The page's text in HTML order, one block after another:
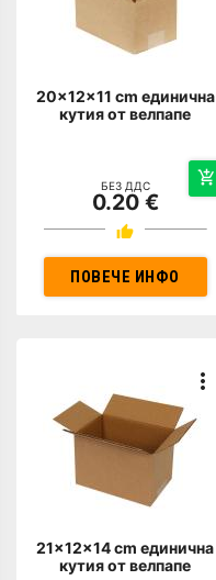
20x12x11 cm единична
кутия от велпапе
БЕЗ ДДС
0.20 €
ПОВЕЧЕ ИНФО
21x12x14 cm единична
кутия от велпапе